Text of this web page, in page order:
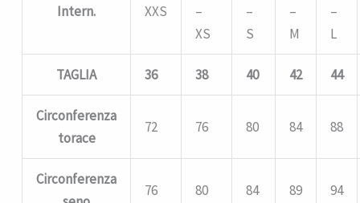
Intern. XXS
–
XS
–
S
–
M
–
L
TAGLIA 36 38 40 42 44
Circonferenza
torace
72 76 80 84 88
Circonferenza
76 80 84 89 94